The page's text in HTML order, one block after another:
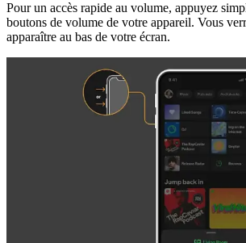
Pour un accès rapide au volume, appuyez
boutons de volume de votre appareil. Vous
apparaître au bas de votre écran.